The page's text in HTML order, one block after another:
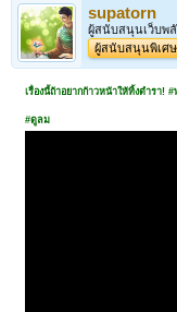
supatorn
ผู้สนับสนุนเว็บพลั
ผู้สนับสนุนพิเศษ
เรื่องนี้ถ้าอยากก้าวหน้าให้ทิ้งตำรา
#ดูลม